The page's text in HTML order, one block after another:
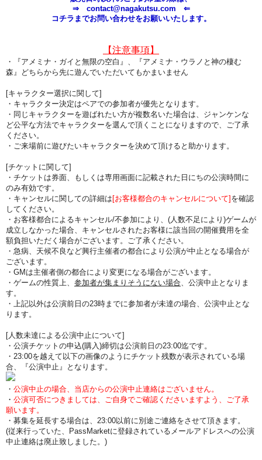
⇒ contact@nagakutsu.com ⇐
コチラまでお問い合わせをお願いいたします。
【注意事項】
・ 『アメミナ・ガイと無限の空白』、
『アメミナ・ウラノと神の棲む
森』どちらから先に遊んでいただいてもかまいません
[キャラクター選択に関して]
・キャラクター決定はペアでの参加者が優先となります。
・同じキャラクターを遊ばれたい方が複数名いた場合は、ジャンケンな
ど公平な方法でキャラクターを選んで頂くことになりますので、ご了承
ください。
・ご来場前に遊びたいキャラクターを決めて頂けると助かります。
[チケットに関して]
・チケットは券面、もしくは専用画面に記載された日にちの公演時間に
のみ有効です。
・キャンセルに関しての詳細は [お客様都合のキャンセルについて] を確認
してください。
・お客様都合によるキャンセル/不参加により、(人数不足により)ゲームが
成立しなかった場合、 キャンセルされたお客様に該当回の開催費用を全
額負担いただく場合がございます。ご了承ください。
・急病、天候不良など興行主催者の都合により公演が中止となる場合が
ございます。
・GMは主催者側の都合により変更になる場合がございます。
・ゲームの性質上、 参加者が集まりそうにない場合、公演中止となりま
す。
・上記以外は公演前日の23時までに参加者が未達の場合、公演中止とな
ります。
[人数未達による公演中止について]
・公演チケットの申込(購入)締切は公演前日の23:00迄です。
・23:00を越えて以下の画像のようにチケット残数が表示されている場
合、『公演中止』となります。
・ 公演中止の場合、当店からの公演中止連絡はございません。
・ 公演可否につきましては、ご自身でご確認くださいますよう、ご了承
願います。
・募集を延長する場合は、23:00以前に別途ご連絡をさせて頂きます。
(従来行っていた、PassMarketに登録されているメールアドレスへの公演
中止連絡は廃止致しました。)